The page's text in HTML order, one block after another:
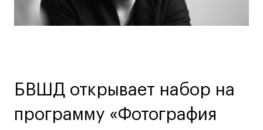
Коммуникационный и цифровой дизайн
Иллюстрация
Сценография
Фотография и видео
БВШД открывает набор на
программу «Фотография